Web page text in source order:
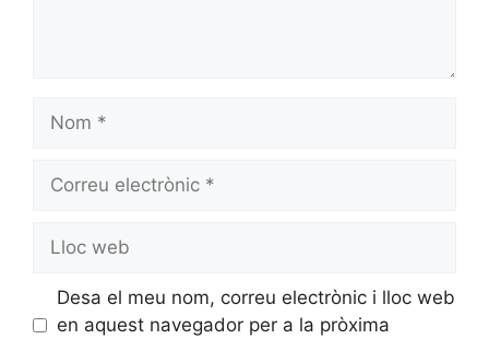
electrònic
web
Desa el meu nom, correu electrònic i lloc web
en aquest navegador per a la pròxima